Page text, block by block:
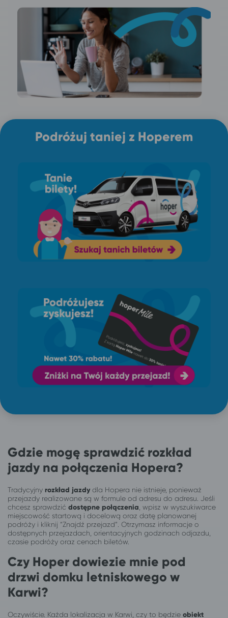
Podróżuj taniej z Hoperem
Gdzie mogę sprawdzić rozkład
jazdy na połączenia Hopera?
Tradycyjny rozkład jazdydla Hopera nie istnieje, ponieważ
przejazdy realizowane są w formule od adresu do adresu. Jeśli
chcesz sprawdzić dostępne połączenia , wpisz w wyszukiwarce
miejscowość startową i docelową oraz datę planowanej
podróży i kliknij “Znajdź przejazd”. Otrzymasz informacje o
dostępnych przejazdach, orientacyjnych godzinach odjazdu,
czasie podróży oraz cenach biletów.
Czy Hoper dowiezie mnie pod
drzwi domku letniskowego w
Karwi?
Oczywiście. Każda lokalizacja w Karwi, czy to będzie obiekt